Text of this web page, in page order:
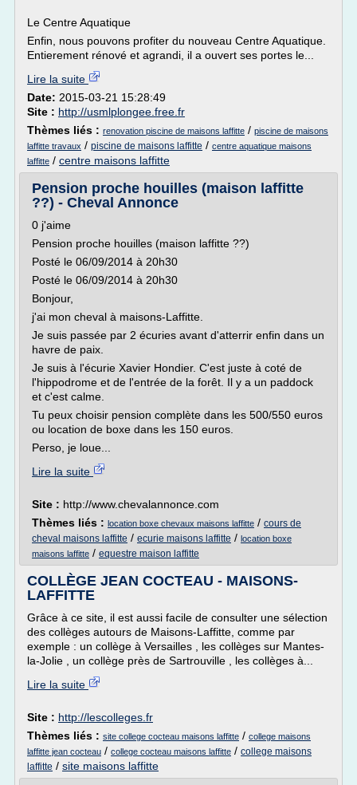
Le Centre Aquatique
Enfin, nous pouvons profiter du nouveau Centre Aquatique.
Entierement rénové et agrandi, il a ouvert ses portes le...
Lire la suite
Date: 2015-03-21 15:28:49
Site : http://usmlplongee.free.fr
Thèmes liés : renovation piscine de maisons laffitte / piscine de maisons
laffitte travaux / piscine de maisons laffitte / centre aquatique maisons
laffitte / centre maisons laffitte
Pension proche houilles (maison laffitte
??) - Cheval Annonce
0 j'aime
Pension proche houilles (maison laffitte ??)
Posté le 06/09/2014 à 20h30
Posté le 06/09/2014 à 20h30
Bonjour,
j'ai mon cheval à maisons-Laffitte.
Je suis passée par 2 écuries avant d'atterrir enfin dans un
havre de paix.
Je suis à l'écurie Xavier Hondier. C'est juste à coté de
l'hippodrome et de l'entrée de la forêt. Il y a un paddock
et c'est calme.
Tu peux choisir pension complète dans les 500/550 euros
ou location de boxe dans les 150 euros.
Perso, je loue...
Lire la suite
Site : http://www.chevalannonce.com
Thèmes liés : location boxe chevaux maisons laffitte / cours de
cheval maisons laffitte / ecurie maisons laffitte / location boxe
maisons laffitte / equestre maison laffitte
COLLÈGE JEAN COCTEAU - MAISONS-
LAFFITTE
Grâce à ce site, il est aussi facile de consulter une sélection
des collèges autours de Maisons-Laffitte, comme par
exemple : un collège à Versailles , les collèges sur Mantes-
la-Jolie , un collège près de Sartrouville , les collèges à...
Lire la suite
Site : http://lescolleges.fr
Thèmes liés : site college cocteau maisons laffitte / college maisons
laffitte jean cocteau / college cocteau maisons laffitte / college maisons
laffitte / site maisons laffitte